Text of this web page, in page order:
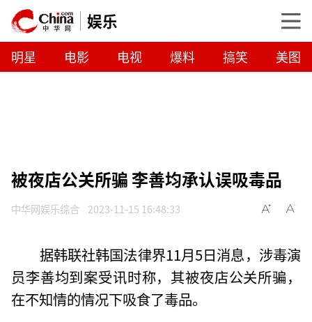
娱乐
明星 电影 电视 爆料 搞笑 美图
被夜店公关所骗 李善均承认误吸毒品
中华网娱乐综合 2023-11-15 16:48:33
据韩联社韩国法律界11月5日消息，涉毒演
员李善均到案受讯时称，其被夜店公关所骗，
在不知情的情况下吸食了毒品。